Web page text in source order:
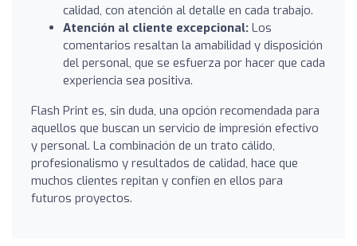
calidad, con atención al detalle en cada trabajo.
Atención al cliente excepcional: Los
comentarios resaltan la amabilidad y disposición
del personal, que se esfuerza por hacer que cada
experiencia sea positiva.
Flash Print es, sin duda, una opción recomendada para
aquellos que buscan un servicio de impresión efectivo
y personal. La combinación de un trato cálido,
profesionalismo y resultados de calidad, hace que
muchos clientes repitan y confíen en ellos para
futuros proyectos.